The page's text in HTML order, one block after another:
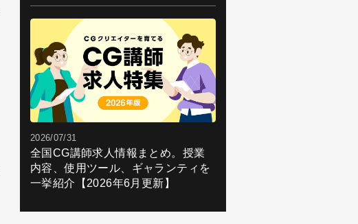
2026/07/31
全国CG講師求人情報まとめ。授業
内容、使用ツール、ギャランティを
一挙紹介【2026年6月更新】